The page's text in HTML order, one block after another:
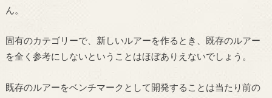
ん。
固有のカテゴリーで、新しいルアーを作るとき、既存のルアー
を全く参考にしないということはほぼありえないでしょう。
既存のルアーをベンチマークとして開発することは当たり前の